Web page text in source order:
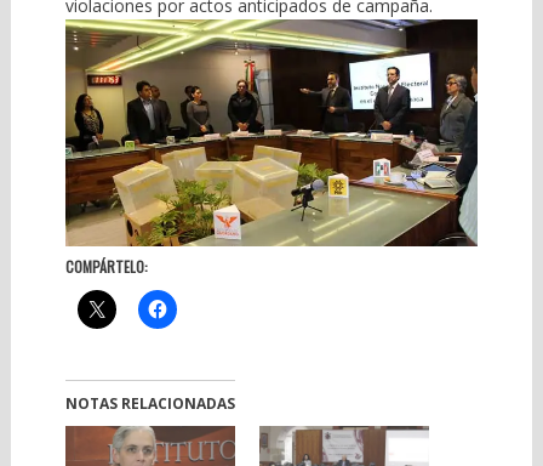
violaciones por actos anticipados de campaña.
COMPÁRTELO:
NOTAS RELACIONADAS